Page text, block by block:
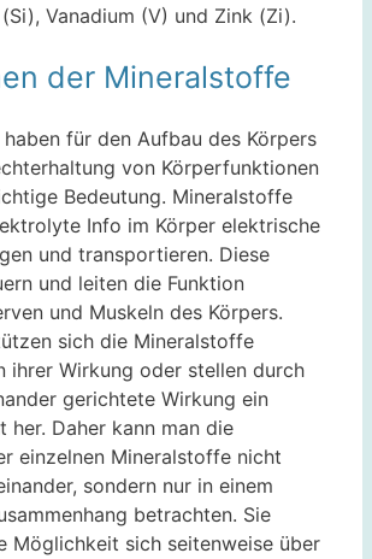
Vanadium (V) und Zink (Zi).
der Mineralstoffe
für den Aufbau des Körpers
von Körperfunktionen
Bedeutung. Mineralstoffe
Info im Körper elektrische
und transportieren. Diese
und leiten die Funktion
und Muskeln des Körpers.
sich die Mineralstoffe
ihrer Wirkung oder stellen durch
gerichtete Wirkung ein
her. Daher kann man die
einzelnen Mineralstoffe nicht
sondern nur in einem
betrachten. Sie
Möglichkeit sich seitenweise über